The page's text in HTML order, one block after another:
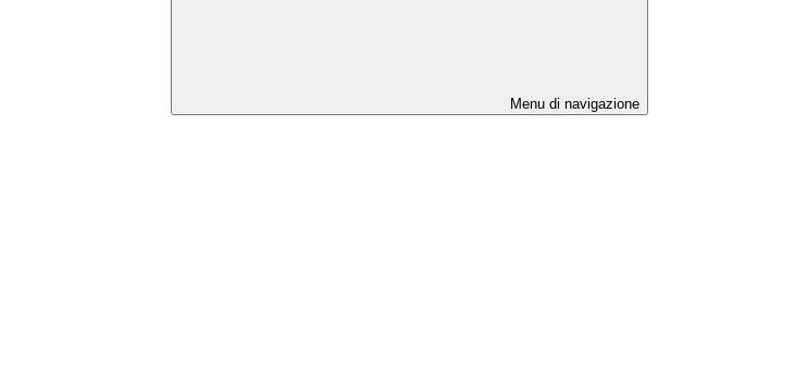
Menu di navigazione